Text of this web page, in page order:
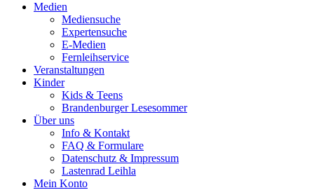
Medien
Mediensuche
Expertensuche
E-Medien
Fernleihservice
Veranstaltungen
Kinder
Kids & Teens
Brandenburger Lesesommer
Über uns
Info & Kontakt
FAQ & Formulare
Datenschutz & Impressum
Lastenrad Leihla
Mein Konto